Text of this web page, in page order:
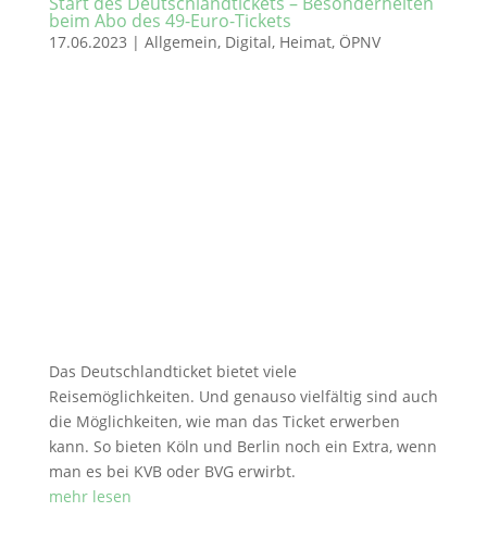
beim Abo des 49-Euro-Tickets
17.06.2023 | Allgemein, Digital, Heimat, ÖPNV
Das Deutschlandticket bietet viele
Reisemöglichkeiten. Und genauso vielfältig sind auch
die Möglichkeiten, wie man das Ticket erwerben
kann. So bieten Köln und Berlin noch ein Extra, wenn
man es bei KVB oder BVG erwirbt.
mehr lesen